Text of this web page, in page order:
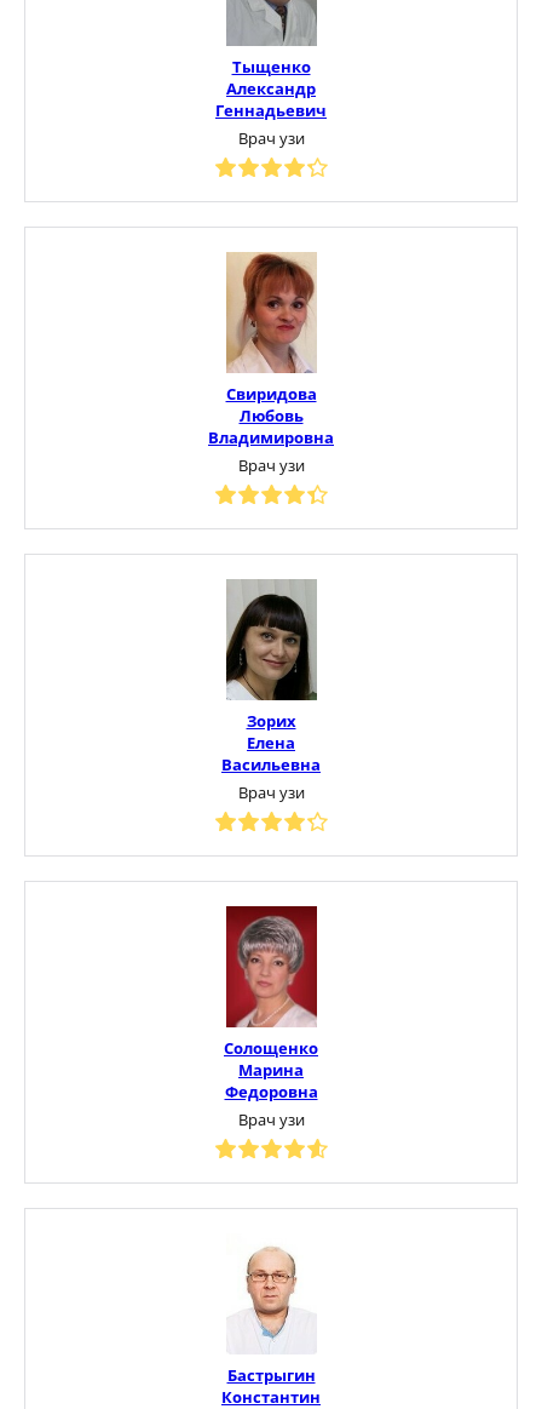
Тыщенко
Александр
Геннадьевич
Врач узи
Свиридова
Любовь
Владимировна
Врач узи
Зорих
Елена
Васильевна
Врач узи
Солощенко
Марина
Федоровна
Врач узи
Бастрыгин
Константин